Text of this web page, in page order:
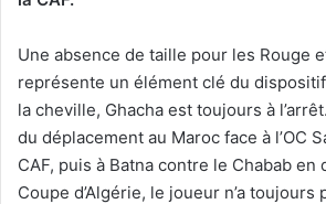
Une absence de taille pour les Rouge
représente un élément clé du
la cheville, Ghacha est toujours à
du déplacement au Maroc face à l’OC
CAF, puis à Batna contre le Chabab
Coupe d’Algérie, le joueur n’a toujours